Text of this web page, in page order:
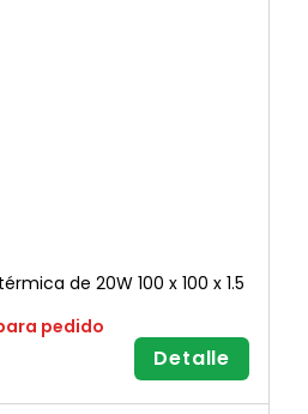
de 20W 100 x 100 x 1.5
pedido
Detalle